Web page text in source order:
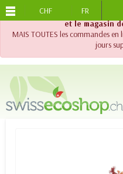
!! Important !! Jusqu'au 20
et le magasin
MAIS TOUTES les commandes
jours
CHF FR